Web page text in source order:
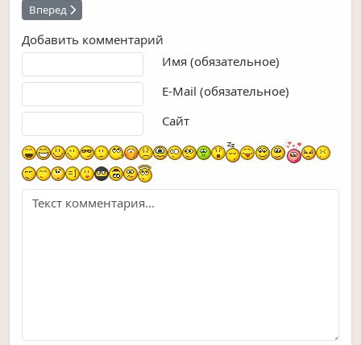
Следующий: Архиерейский дом
Вперед
Добавить комментарий
Имя (обязательное)
E-Mail (обязательное)
Сайт